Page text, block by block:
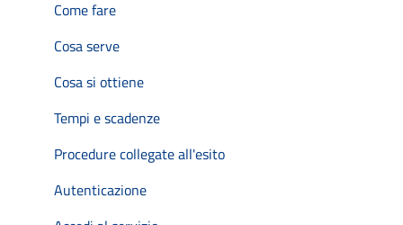
Come fare
Cosa serve
Cosa si ottiene
Tempi e scadenze
Procedure collegate all'esito
Autenticazione